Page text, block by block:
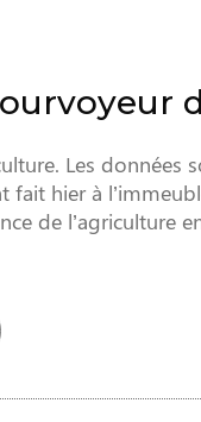
Les données
hier à
de l’agriculture